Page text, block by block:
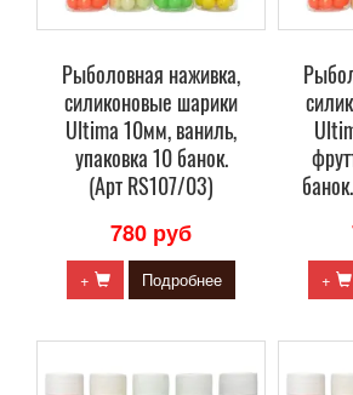
Рыболовная наживка,
силиконовые шарики
Ultima 10мм, ваниль,
упаковка 10 банок.
(Арт RS107/03)
780 руб
+ Подробнее +